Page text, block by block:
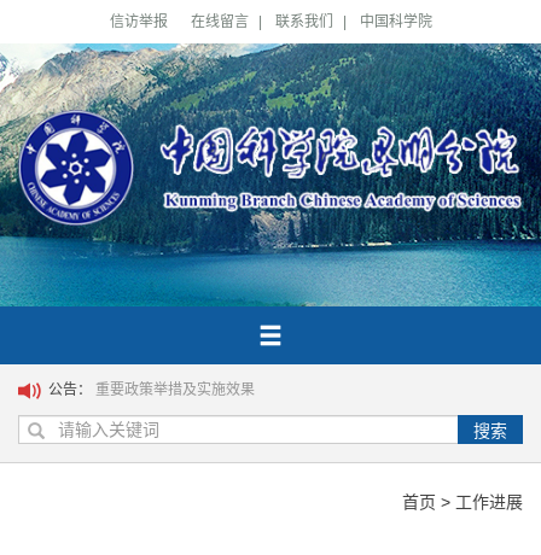
信访举报 在线留言 联系我们 中国科学院
公告： 重要政策举措及实施效果
搜索
首页 > 工作进展